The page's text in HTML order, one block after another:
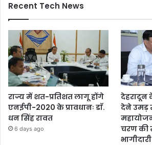
Recent Tech News
राज्य में शत-प्रतिशत लागू होंगे
एनईपी-2020 के प्रावधानः डाॅ.
धन सिंह रावत
6 days ago
देहरादून
देने उमड़
चरण की
भागीदारी